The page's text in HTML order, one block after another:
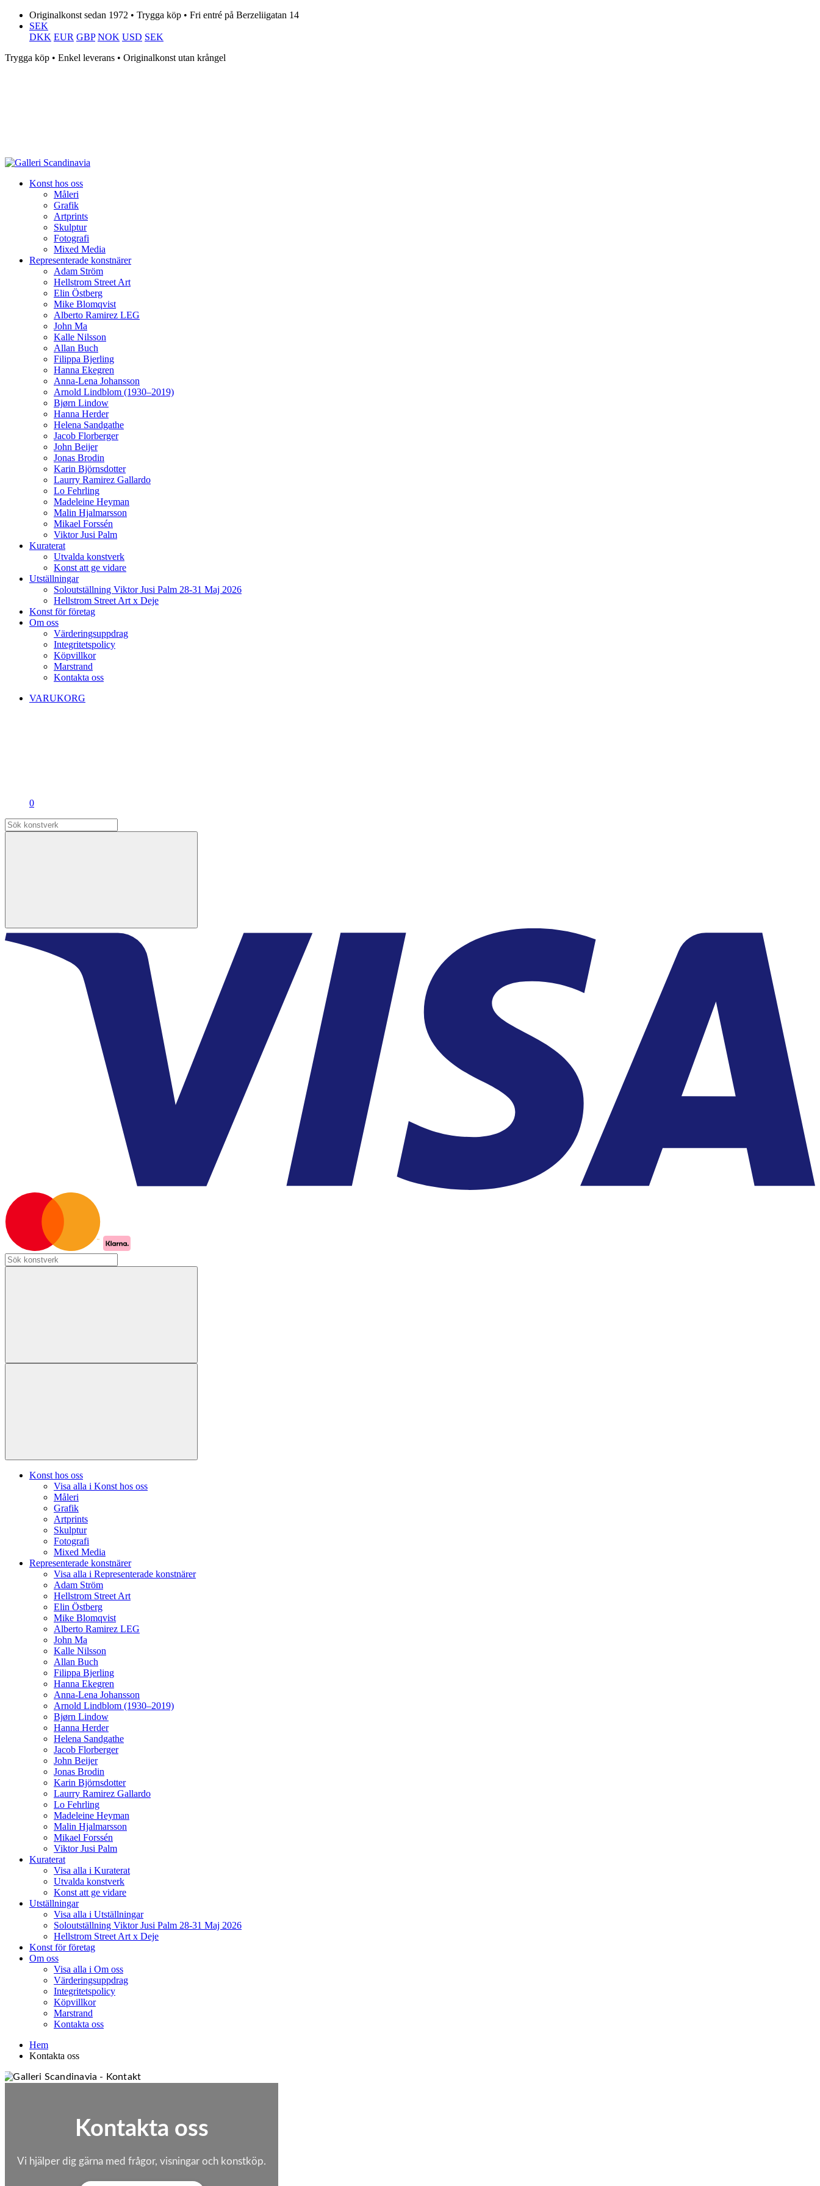
Originalkonst sedan 1972 • Trygga köp • Fri entré på Berzeliigatan 14
SEK
DKK EUR GBP NOK USD SEK
Trygga köp • Enkel leverans • Originalkonst utan krångel
Konst hos oss
Måleri
Grafik
Artprints
Skulptur
Fotografi
Mixed Media
Representerade konstnärer
Adam Ström
Hellstrom Street Art
Elin Östberg
Mike Blomqvist
Alberto Ramirez LEG
John Ma
Kalle Nilsson
Allan Buch
Filippa Bjerling
Hanna Ekegren
Anna-Lena Johansson
Arnold Lindblom (1930–2019)
Bjørn Lindow
Hanna Herder
Helena Sandgathe
Jacob Florberger
John Beijer
Jonas Brodin
Karin Björnsdotter
Laurry Ramirez Gallardo
Lo Fehrling
Madeleine Heyman
Malin Hjalmarsson
Mikael Forssén
Viktor Jusi Palm
Kuraterat
Utvalda konstverk
Konst att ge vidare
Utställningar
Soloutställning Viktor Jusi Palm 28-31 Maj 2026
Hellstrom Street Art x Deje
Konst för företag
Om oss
Värderingsuppdrag
Integritetspolicy
Köpvillkor
Marstrand
Kontakta oss
VARUKORG
0
Konst hos oss
Visa alla i Konst hos oss
Måleri
Grafik
Artprints
Skulptur
Fotografi
Mixed Media
Representerade konstnärer
Visa alla i Representerade konstnärer
Adam Ström
Hellstrom Street Art
Elin Östberg
Mike Blomqvist
Alberto Ramirez LEG
John Ma
Kalle Nilsson
Allan Buch
Filippa Bjerling
Hanna Ekegren
Anna-Lena Johansson
Arnold Lindblom (1930–2019)
Bjørn Lindow
Hanna Herder
Helena Sandgathe
Jacob Florberger
John Beijer
Jonas Brodin
Karin Björnsdotter
Laurry Ramirez Gallardo
Lo Fehrling
Madeleine Heyman
Malin Hjalmarsson
Mikael Forssén
Viktor Jusi Palm
Kuraterat
Visa alla i Kuraterat
Utvalda konstverk
Konst att ge vidare
Utställningar
Visa alla i Utställningar
Soloutställning Viktor Jusi Palm 28-31 Maj 2026
Hellstrom Street Art x Deje
Konst för företag
Om oss
Visa alla i Om oss
Värderingsuppdrag
Integritetspolicy
Köpvillkor
Marstrand
Kontakta oss
Hem
Kontakta oss
Kontakta oss
Vi hjälper dig gärna med frågor, visningar och konstköp.